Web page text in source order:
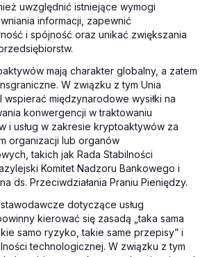
uwzględnić istniejące wymogi
informacji, zapewnić
i spójność oraz unikać zwiększania
mają charakter globalny, a zatem
W związku z tym Unia
wspierać międzynarodowe wysiłki na
konwergencji w traktowaniu
i usług w zakresie kryptoaktywów za
organizacji lub organów
takich jak Rada Stabilności
Komitet Nadzoru Bankowego i
ds. Przeciwdziałania Praniu Pieniędzy.
dotyczące usług
kierować się zasadą „taka sama
samo ryzyko, takie same przepisy” i
technologicznej. W związku z tym